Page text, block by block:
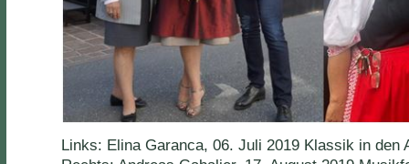
Links: Elina Garanca, 06. Juli 2019 Klassik in den